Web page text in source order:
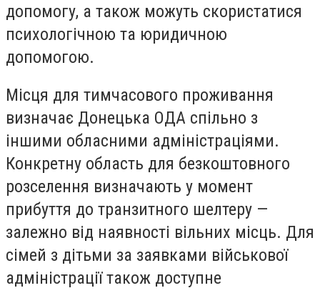
допомогу, а також можуть скористатися
психологічною та юридичною
допомогою.
Місця для тимчасового проживання
визначає Донецька ОДА спільно з
іншими обласними адміністраціями.
Конкретну область для безкоштовного
розселення визначають у момент
прибуття до транзитного шелтеру —
залежно від наявності вільних місць. Для
сімей з дітьми за заявками військової
адміністрації також доступне